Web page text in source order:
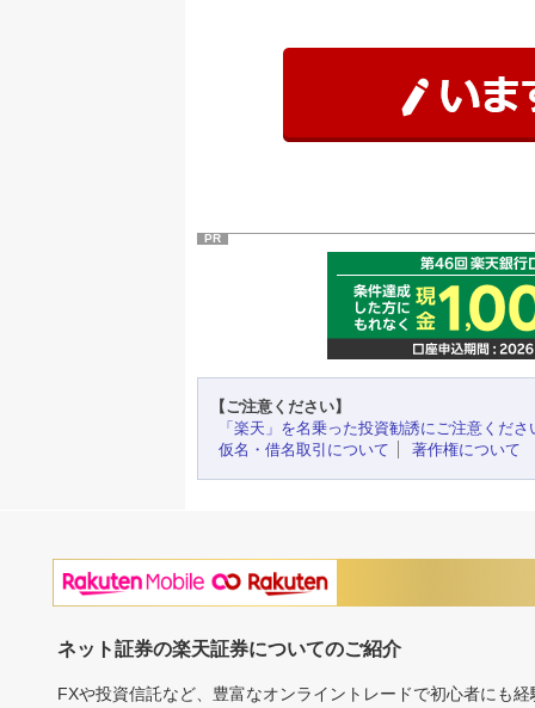
PR
【ご注意ください】
「楽天」を名乗った投資勧誘にご注意くださ
仮名・借名取引について
著作権について
ネット証券の楽天証券についてのご紹介
FXや投資信託など、豊富なオンライントレードで初心者にも